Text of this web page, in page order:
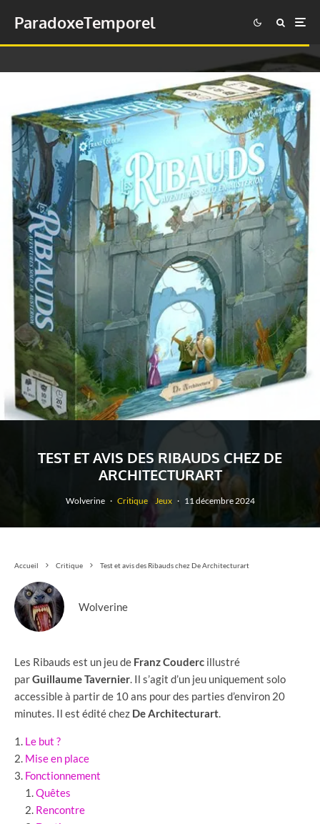
ParadoxeTemporel
TEST ET AVIS DES RIBAUDS CHEZ DE
ARCHITECTURART
Wolverine · Critique Jeux · 11 décembre 2024
Accueil Critique Test et avis des Ribauds chez De Architecturart
Wolverine
Les Ribauds est un jeu de Franz Couderc illustré
parGuillaume Tavernier. Il s’agit d’un jeu uniquement solo
accessible à partir de 10 ans pour des parties d’environ 20
minutes. Il est édité chez De Architecturart.
Le but ?
Mise en place
Fonctionnement
Quêtes
Rencontre